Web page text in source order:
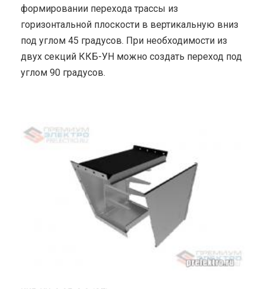
формировании перехода трассы из
горизонтальной плоскости в вертикальную вниз
под углом 45 градусов. При необходимости из
двух секций ККБ-УН можно создать переход под
углом 90 градусов.